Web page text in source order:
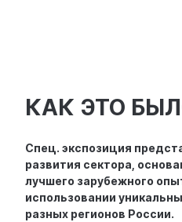
КАК ЭТО
Спец. экспозиция
развития сектора,
лучшего зарубежного
использовании
разных регионов России.